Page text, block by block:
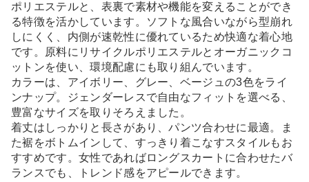
ポリエステルと、表裏で素材や機能を変えることができ
る特徴を活かしています。ソフトな風合いながら型崩れ
しにくく、内側が速乾性に優れているため快適な着心地
です。原料にリサイクルポリエステルとオーガニックコ
ットンを使い、環境配慮にも取り組んでいます。
カラーは、アイボリー、グレー、ベージュの3色をライ
ンナップ。ジェンダーレスで自由なフィットを選べる、
豊富なサイズを取りそろえました。
着丈はしっかりと長さがあり、パンツ合わせに最適。ま
た裾をボトムインして、すっきり着こなすスタイルもお
すすめです。女性であればロングスカートに合わせたバ
ランスでも、トレンド感をアピールできます。